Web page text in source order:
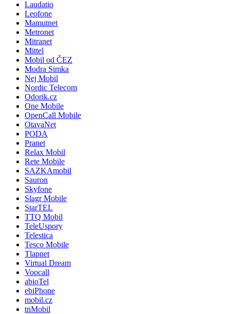
Laudatio
Leofone
Mamutnet
Metronet
Mitranet
Mittel
Mobil od ČEZ
Modra Simka
Nej Mobil
Nordic Telecom
Odorik.cz
One Mobile
OpenCall Mobile
OtavaNet
PODA
Pranet
Relax Mobil
Rete Mobile
SAZKAmobil
Sauron
Skyfone
Slagr Mobile
StarTEL
TTQ Mobil
TeleUspory
Telestica
Tesco Mobile
Tlapnet
Virtual Dream
Voocall
abioTel
ebiPhone
mobil.cz
tnMobil